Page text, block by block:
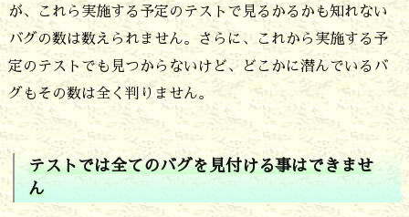
を
見
る
時
は
テ
ス
が、これら実施する予定のテストで見るかるかも知れない
バグの数は数えられません。さらに、これから実施する予
定のテストでも見つからないけど、どこかに潜んでいるバ
グもその数は全く判りません。
テストでは全てのバグを見付ける事はできませ
ん